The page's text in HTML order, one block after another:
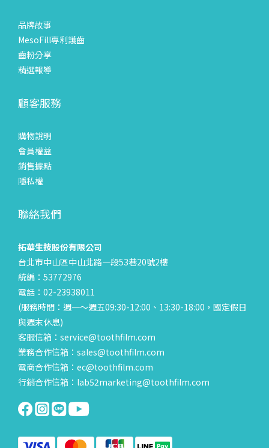
品牌故事
MesoFill專利護齒
齒粉分享
精選報導
顧客服務
購物說明
會員權益
銷售據點
隱私權
聯絡我們
拓華生技股份有限公司
台北市中山區中山北路一段53巷20號2樓
統編：53772976
電話：02-23938011
(服務時間：週一～週五09:30-12:00、13:30-18:00，國定假日
與週末休息)
客服信箱：service@toothfilm.com
業務合作信箱：sales@toothfilm.com
電商合作信箱：ec@toothfilm.com
行銷合作信箱：lab52marketing@toothfilm.com